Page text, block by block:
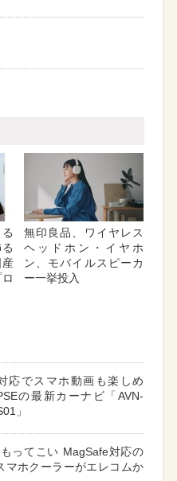
無印良品、ワイヤレス
ヘッドホン・イヤホ
ン、モバイルスピーカ
ー一挙投入
応でスマホ動画も楽しめ
の最新カーナビ「AVN-
」
ってこい MagSafe対応の
マホクーラーがエレコムか